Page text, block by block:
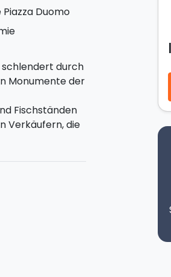
Duomo
schlendert durch
Monumente der
Fischständen
Verkäufern, die
Produkte
Die Tour
dem